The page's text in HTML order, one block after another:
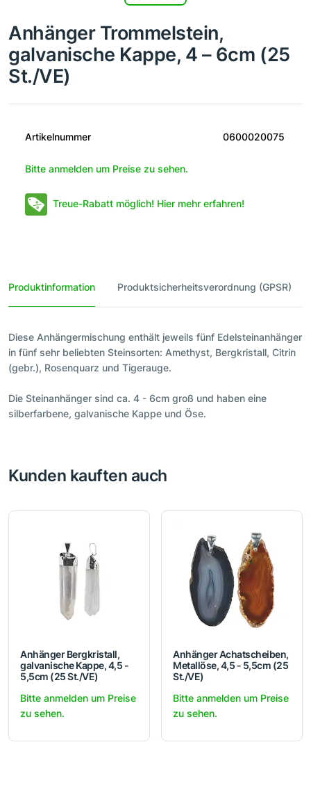
Anhänger Trommelstein,
galvanische Kappe, 4 – 6cm (25
St./VE)
Artikelnummer 0600020075
Bitte anmelden um Preise zu sehen.
Treue-Rabatt möglich! Hier mehr erfahren!
Produktinformation Produktsicherheitsverordnung (GPSR)
Diese Anhängermischung enthält jeweils fünf Edelsteinanhänger
in fünf sehr beliebten Steinsorten: Amethyst, Bergkristall, Citrin
(gebr.), Rosenquarz und Tigerauge.
Die Steinanhänger sind ca. 4 - 6cm groß und haben eine
silberfarbene, galvanische Kappe und Öse.
Kunden kauften auch
Anhänger Bergkristall,
galvanische Kappe, 4,5 -
5,5cm (25 St./VE)
Bitte anmelden um Preise
zu sehen.
Anhänger Achatscheiben,
Metallöse, 4,5 - 5,5cm (25
St./VE)
Bitte anmelden um Preise
zu sehen.